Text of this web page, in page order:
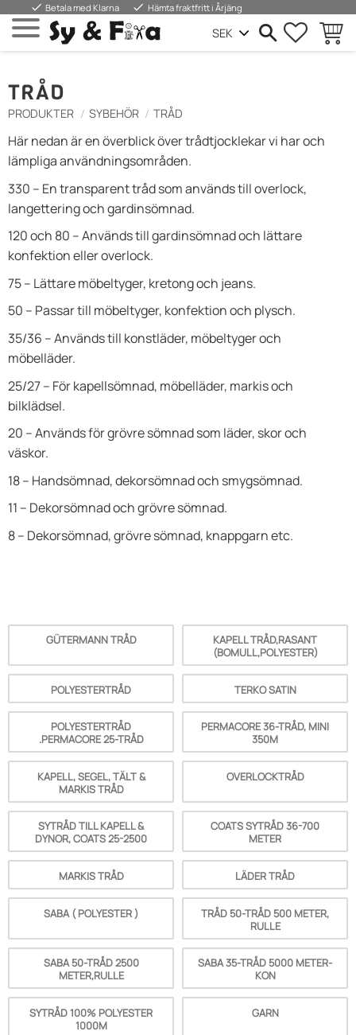
Menü
done Betala med Klarna done Hämta fraktfritt i Årjäng
TRÅD
PRODUKTER SYBEHÖR TRÅD
Här nedan är en överblick över trådtjocklekar vi har och
lämpliga användningsområden.
330 – En transparent tråd som används till overlock,
langettering och gardinsömnad.
120 och 80 – Används till gardinsömnad och lättare
konfektion eller overlock.
75 – Lättare möbeltyger, kretong och jeans.
50 – Passar till möbeltyger, konfektion och plysch.
35/36 – Används till konstläder, möbeltyger och
möbelläder.
25/27 – För kapellsömnad, möbelläder, markis och
bilklädsel.
20 – Används för grövre sömnad som läder, skor och
väskor.
18 – Handsömnad, dekorsömnad och smygsömnad.
11 – Dekorsömnad och grövre sömnad.
8 – Dekorsömnad, grövre sömnad, knappgarn etc.
GÜTERMANN TRÅD
KAPELL TRÅD,RASANT
(BOMULL,POLYESTER)
POLYESTERTRÅD TERKO SATIN
POLYESTERTRÅD
.PERMACORE 25-TRÅD
PERMACORE 36-TRÅD, MINI
350M
KAPELL, SEGEL, TÄLT &
MARKIS TRÅD
OVERLOCKTRÅD
SYTRÅD TILL KAPELL &
DYNOR, COATS 25-2500
COATS SYTRÅD 36-700
METER
MARKIS TRÅD LÄDER TRÅD
SABA ( POLYESTER )
TRÅD 50-TRÅD 500 METER,
RULLE
SABA 50-TRÅD 2500
METER,RULLE
SABA 35-TRÅD 5000 METER-
KON
SYTRÅD 100% POLYESTER
1000M
GARN